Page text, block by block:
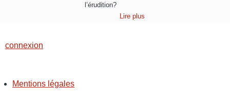
l’érudition?
Lire plus
connexion
Mentions légales